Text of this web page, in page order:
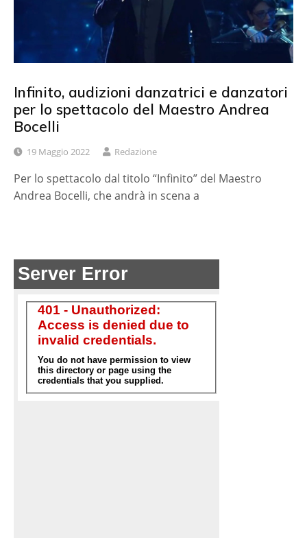
Infinito, audizioni danzatrici e danzatori
per lo spettacolo del Maestro Andrea
Bocelli
19 Maggio 2022 Redazione
Per lo spettacolo dal titolo “Infinito” del Maestro
Andrea Bocelli, che andrà in scena a